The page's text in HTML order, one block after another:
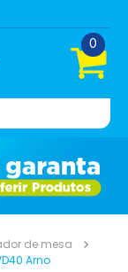
0
de mesa
Arno